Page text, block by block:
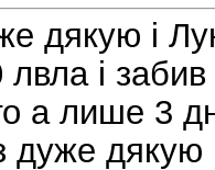
дякую і
і
а лише 3
дуже дякую